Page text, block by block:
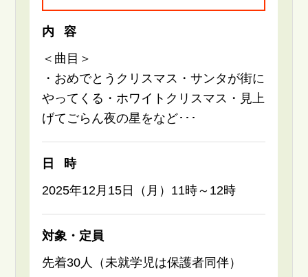
内容
＜曲目＞
・おめでとうクリスマス・サンタが街に
やってくる・ホワイトクリスマス・見上
げてごらん夜の星をなど･･･
日時
2025年12月15日（月）11時～12時
対象・定員
先着30人（未就学児は保護者同伴）